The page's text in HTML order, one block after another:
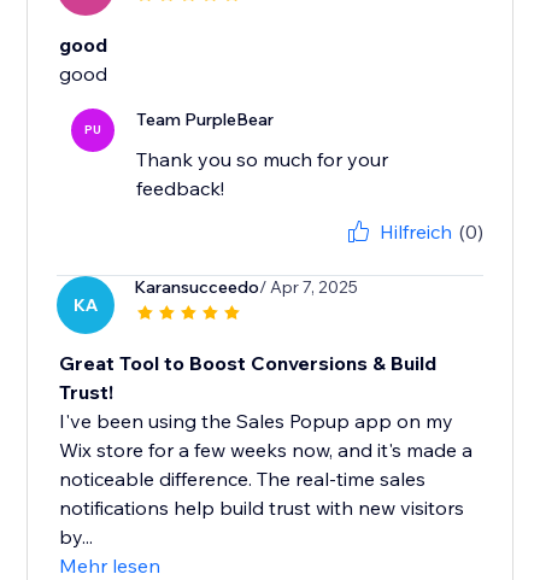
good
good
PU Team PurpleBear
Thank you so much for your
feedback!
Hilfreich (0)
KA
Karansucceedo/ Apr 7, 2025
Great Tool to Boost Conversions & Build
Trust!
I've been using the Sales Popup app on my
Wix store for a few weeks now, and it's made a
noticeable difference. The real-time sales
notifications help build trust with new visitors
by...
Mehr lesen